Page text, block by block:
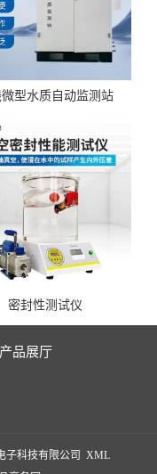
型水质自动监测站
密封性测试仪
产品展厅
子科技有限公司
XML